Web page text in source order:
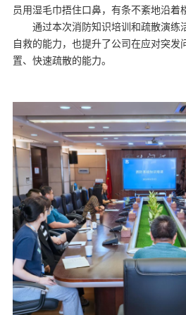
员用湿毛巾捂住口鼻，有条不紊地沿着
通过本次消防知识培训和疏散演练
自救的能力，也提升了公司在应对突发
置、快速疏散的能力。